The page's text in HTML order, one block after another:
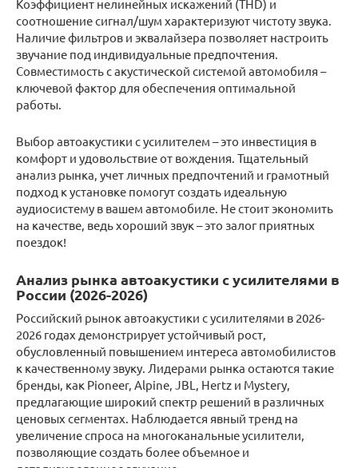
Коэффициент нелинейных искажений (THD) и
соотношение сигнал/шум характеризуют чистоту звука.
Наличие фильтров и эквалайзера позволяет настроить
звучание под индивидуальные предпочтения.
Совместимость с акустической системой автомобиля –
ключевой фактор для обеспечения оптимальной
работы.
Выбор автоакустики с усилителем – это инвестиция в
комфорт и удовольствие от вождения. Тщательный
анализ рынка, учет личных предпочтений и грамотный
подход к установке помогут создать идеальную
аудиосистему в вашем автомобиле. Не стоит экономить
на качестве, ведь хороший звук – это залог приятных
поездок!
Анализ рынка автоакустики с усилителями в
России (2026-2026)
Российский рынок автоакустики с усилителями в 2026-
2026 годах демонстрирует устойчивый рост,
обусловленный повышением интереса автомобилистов
к качественному звуку. Лидерами рынка остаются такие
бренды, как Pioneer, Alpine, JBL, Hertz и Mystery,
предлагающие широкий спектр решений в различных
ценовых сегментах. Наблюдается явный тренд на
увеличение спроса на многоканальные усилители,
позволяющие создать более объемное и